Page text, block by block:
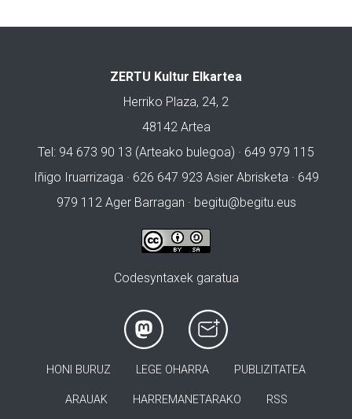
ZERTU Kultur Elkartea
Herriko Plaza, 24, 2
48142 Artea
Tel: 94 673 90 13 (Arteako bulegoa) · 649 979 115
Iñigo Iruarrizaga · 626 647 923 Asier Abrisketa · 649
979 112 Ager Barragan · begitu@begitu.eus
Codesyntaxek garatua
HONI BURUZ LEGE OHARRA PUBLIZITATEA
ARAUAK HARREMANETARAKO RSS